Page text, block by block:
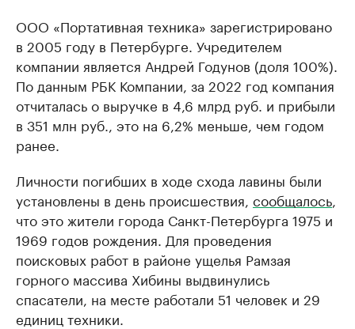
ООО «Портативная техника» зарегистрировано
в 2005 году в Петербурге. Учредителем
компании является Андрей Годунов (доля 100%).
По данным РБК Компании, за 2022 год компания
отчиталась о выручке в 4,6 млрд руб. и прибыли
в 351 млн руб., это на 6,2% меньше, чем годом
ранее.
Личности погибших в ходе схода лавины были
установлены в день происшествия, сообщалось
что это жители города Санкт-Петербурга 1975 и
1969 годов рождения. Для проведения
поисковых работ в районе ущелья Рамзая
горного массива Хибины выдвинулись
спасатели, на месте работали 51 человек и 29
единиц техники.